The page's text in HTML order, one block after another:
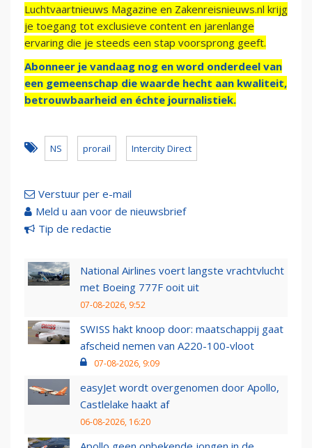
Luchtvaartnieuws Magazine en Zakenreisnieuws.nl krijg
je toegang tot exclusieve content en jarenlange
ervaring die je steeds een stap voorsprong geeft.
Abonneer je vandaag nog en word onderdeel van
een gemeenschap die waarde hecht aan kwaliteit,
betrouwbaarheid en échte journalistiek.
NS prorail Intercity Direct
Verstuur per e-mail
Meld u aan voor de nieuwsbrief
Tip de redactie
National Airlines voert langste vrachtvlucht
met Boeing 777F ooit uit
07-08-2026, 9:52
SWISS hakt knoop door: maatschappij gaat
afscheid nemen van A220-100-vloot
07-08-2026, 9:09
easyJet wordt overgenomen door Apollo,
Castlelake haakt af
06-08-2026, 16:20